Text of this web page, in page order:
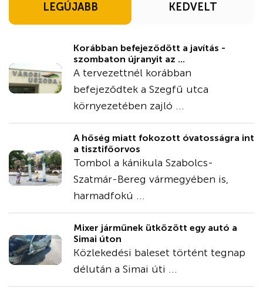
LEGÚJABB KEDVELT
Korábban befejeződött a javítás -
szombaton újranyit az ...
A tervezettnél korábban
befejeződtek a Szegfű utca
környezetében zajló ...
A hőség miatt fokozott óvatosságra int
a tisztifőorvos
Tombol a kánikula Szabolcs-
Szatmár-Bereg vármegyében is,
harmadfokú ...
Mixer járműnek ütközött egy autó a
Simai úton
Közlekedési baleset történt tegnap
délután a Simai úti ...